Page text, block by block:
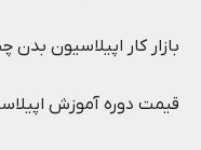
بازار کار اپیلاسیون بدن
قیمت دوره آموزش